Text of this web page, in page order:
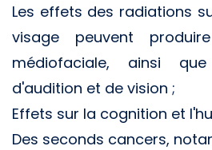
Les effets des radiations
visage peuvent
médiofaciale, ainsi
d'audition et de vision ;
Effets sur la cognition et
Des seconds cancers,